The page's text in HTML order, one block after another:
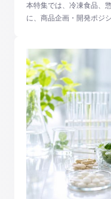
本特集では、冷凍食品、
に、商品企画・開発ポジ